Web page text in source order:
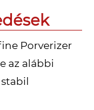
Porverizer
az alábbi